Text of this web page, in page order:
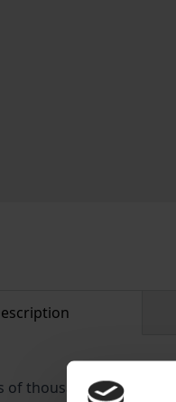
of thousands of